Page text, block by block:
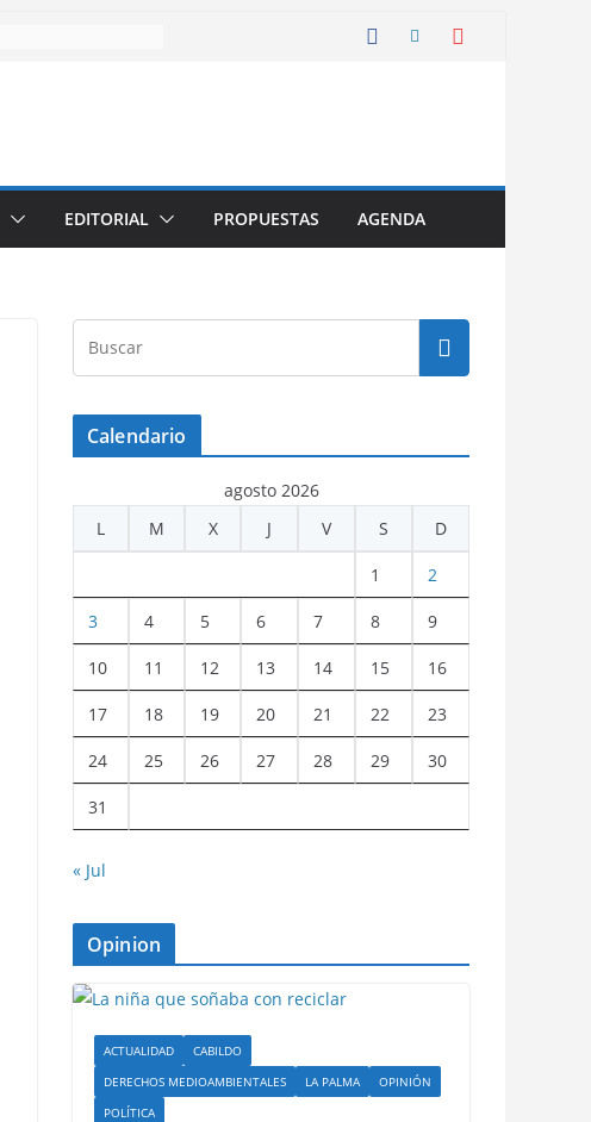
EDITORIAL PROPUESTAS AGENDA
Calendario
agosto 2026
L
M X J V S D
1 2
3 4 5 6 7 8 9
10 11 12 13 14 15 16
17 18 19 20 21 22 23
24 25 26 27 28 29 30
31
« Jul
Opinion
ACTUALIDAD
CABILDO
DERECHOS MEDIOAMBIENTALES
LA PALMA
OPINIÓN
POLÍTICA